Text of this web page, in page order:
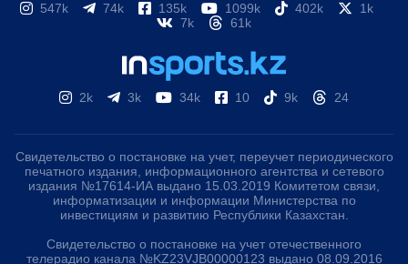
547k 74k 135k 1099k 402k
1k
7k
61k
2k 3k 34k 10 9k 24
Свидетельство о постановке на учет, переучет периодического
печатного издания, информационного агентства и сетевого
издания №17614-ИА выдано 15.03.2019 Комитетом связи,
информатизации и информации Министерства по
инвестициям и развитию Республики Казахстан.
Свидетельство о постановке на учет отечественного
телерадио канала №KZ23VJB00000123 выдано 08.09.2016